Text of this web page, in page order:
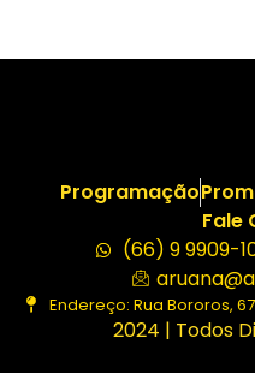
Programação
Fale
(66) 9 9909-
Endereço: Rua Bororos,
2024 | Todos